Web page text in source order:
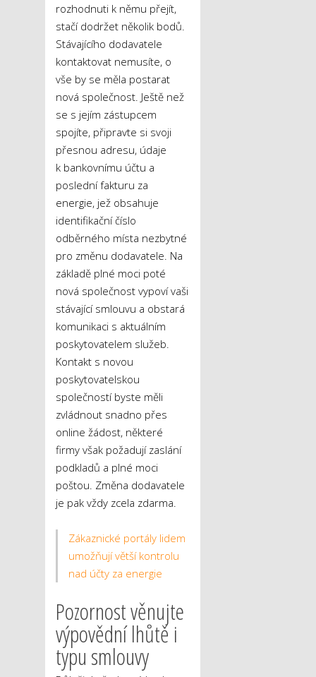
rozhodnuti k němu přejít,
stačí dodržet několik bodů.
Stávajícího dodavatele
kontaktovat nemusíte, o
vše by se měla postarat
nová společnost. Ještě než
se s jejím zástupcem
spojíte, připravte si svoji
přesnou adresu, údaje
k bankovnímu účtu a
poslední fakturu za
energie, jež obsahuje
identifikační číslo
odběrného místa nezbytné
pro změnu dodavatele. Na
základě plné moci poté
nová společnost vypoví vaši
stávající smlouvu a obstará
komunikaci s aktuálním
poskytovatelem služeb.
Kontakt s novou
poskytovatelskou
společností byste měli
zvládnout snadno přes
online žádost, některé
firmy však požadují zaslání
podkladů a plné moci
poštou. Změna dodavatele
je pak vždy zcela zdarma.
Zákaznické portály lidem
umožňují větší kontrolu
nad účty za energie
Pozornost věnujte
výpovědní lhůtě i
typu smlouvy